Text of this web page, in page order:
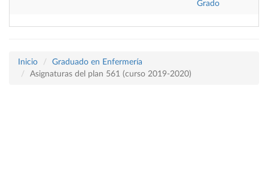
Grado
Inicio
Graduado en Enfermería
Asignaturas del plan 561 (curso 2019-2020)